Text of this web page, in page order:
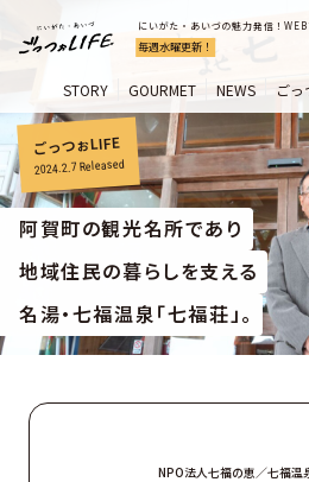
にいがた・あいづの魅力発信！
毎週水曜更新！
STORY GOURMET NEWS ごっ
ごっつぉLIFE
2024.2.7Released
阿賀町の観光名所であり
地域住民の暮らしを支える
名湯・七福温泉「七福荘」。
NPO法人七福の恵／七福温